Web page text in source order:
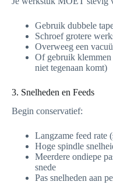
Gebruik dubbele
Schroef grotere
Overweeg een
Of gebruik klemmen
niet tegenaan komt)
3. Snelheden en Feeds
Begin conservatief:
Langzame feed rate
Hoge spindle
Meerdere ondiepe
snede
Pas snelheden aan